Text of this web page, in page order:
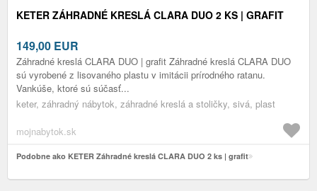
KETER ZÁHRADNÉ KRESLÁ CLARA DUO 2 KS | GRAFIT
149,00 EUR
Záhradné kreslá CLARA DUO | grafit Záhradné kreslá CLARA DUO
sú vyrobené z lisovaného plastu v imitácii prírodného ratanu.
Vankúše, ktoré sú súčasť...
keter, záhradný nábytok, záhradné kreslá a stoličky, sivá, plast
mojnabytok.sk
Podobne ako KETER Záhradné kreslá CLARA DUO 2 ks | grafit